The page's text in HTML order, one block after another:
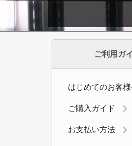
ご利用ガ
はじめてのお客
ご購入ガイド
お支払い方法